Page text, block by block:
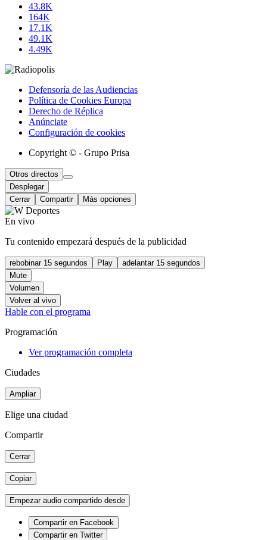
43.8K
164K
17.1K
49.1K
4.49K
Defensoría de las Audiencias
Política de Cookies Europa
Derecho de Réplica
Anúnciate
Configuración de cookies
Copyright © - Grupo Prisa
Otros directos
Desplegar
Cerrar
Compartir Más opciones
En vivo
Tu contenido empezará después de la publicidad
rebobinar 15 segundos Play
adelantar 15 segundos
Mute
Volumen
Volver al vivo
Hable con el programa
Programación
Ver programación completa
Ciudades
Ampliar
Elige una ciudad
Compartir
Cerrar
Copiar
Empezar audio compartido desde
Compartir en Facebook
Compartir en Twitter